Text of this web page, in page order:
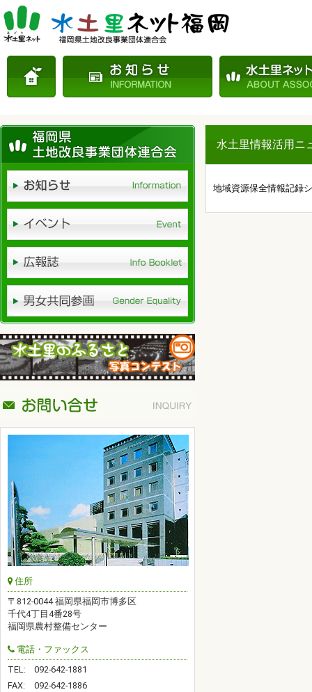
水土里情報活用ニ
地域資源保全情報記録
住所
〒812-0044 福岡県福岡市博多区
千代4丁目4番28号
福岡県農村整備センター
電話・ファックス
TEL:
092-642-1881
FAX:
092-642-1886